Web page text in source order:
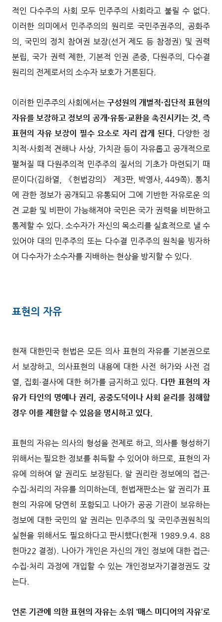
적인 다수주의 사회 모두 민주주의 사회라고 불릴 수 없다.
이러한 의미에서 민주주의의 원리로 국민주권주의, 공화주
의, 국민의 정치 참여권 보장(선거 제도 등 참정권) 및 권력
분립, 국가 권력 제한, 기본적 인권 존중, 다원주의, 다수결
원리의 전제로서의 소수자 보호가 거론된다.
이러한 민주주의 사회에서는 구성원의 개별적·집단적 표현의
자유를 보장하고 정보의 공개·유통·교환을 촉진시키는 것, 즉
표현의 자유 보장이 필수 요소로 자리 잡게 된다. 다양한 정
치적·사회적 견해나 사상, 가치관 등이 자유롭고 공개적으로
펼쳐질 때 다원주의적 민주주의 질서의 기초가 마련되기 때
문이다(김하열, 《헌법강의》 제3판, 박영사, 449쪽). 통치
에 관한 정보가 공개되고 유통되어 그에 기반한 자유로운 의
견 교환 및 비판이 가능해져야 국민은 국가 권력을 비판하고
통제할 수 있다. 소수자가 자신의 목소리를 실효적으로 낼 수
있어야 대의 민주주의 또는 다수결 민주주의 원칙을 빙자하
여 다수자가 소수자를 지배하는 현상을 방지할 수 있다.
표현의 자유
현재 대한민국 헌법은 모든 의사 표현의 자유를 기본권으로
서 보장하고, 의사표현의 내용에 대한 사전 허가와 사전 검
열, 집회·결사에 대한 허가를 금지하고 있다. 다만 표현의 자
유가 타인의 명예나 권리, 공중도덕이나 사회 윤리를 침해할
경우 이를 제한할 수 있음을 명시하고 있다.
표현의 자유는 의사의 형성을 전제로 하고, 의사를 형성하기
위해서는 필요한 정보를 취득할 수 있어야 하므로, 표현의 자
유에 의하여 알 권리도 보장된다. 알 권리란 정보에의 접근·
수집·처리의 자유를 의미하는데, 헌법재판소는 알 권리가 표
현의 자유에 당연히 포함되고 나아가 공공 기관이 보유하는
정보에 대한 국민의 알 권리는 민주주의 및 국민주권원칙의
실현을 위해서도 필요하다고 판시했다(헌재 1989.9.4. 88
헌마22 결정). 나아가 개인은 자신의 개인 정보에 대한 접근·
수집·처리 과정에 개입할 수 있는 개인정보자기결정권도 갖
는다.
언론 기관에 의한 표현의 자유는 소위 ‘매스 미디어의 자유’로